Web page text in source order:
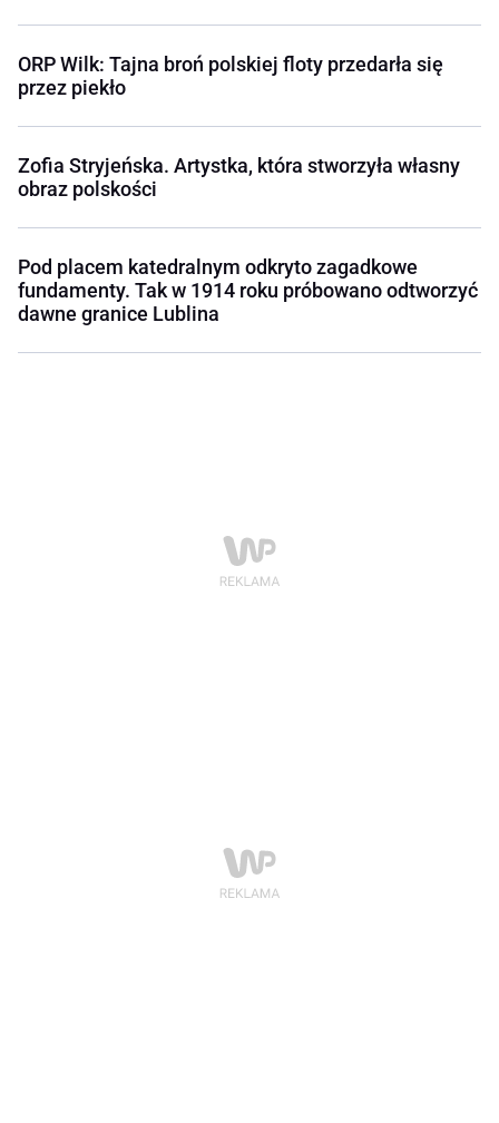
ORP Wilk: Tajna broń polskiej floty przedarła się
przez piekło
Zofia Stryjeńska. Artystka, która stworzyła własny
obraz polskości
Pod placem katedralnym odkryto zagadkowe
fundamenty. Tak w 1914 roku próbowano odtworzyć
dawne granice Lublina